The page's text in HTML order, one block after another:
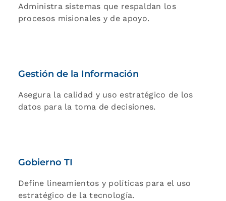
Administra sistemas que respaldan los
procesos misionales y de apoyo.
Gestión de la Información
Asegura la calidad y uso estratégico de los
datos para la toma de decisiones.
Gobierno TI
Define lineamientos y políticas para el uso
estratégico de la tecnología.